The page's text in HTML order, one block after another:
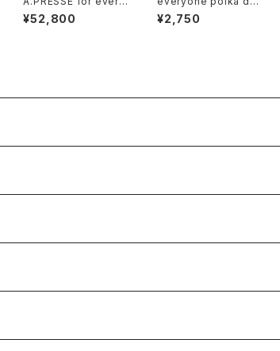
one Vintage Attach
ed Hood Sweat Par
¥52,800
bandana (BLACK)
¥2,750